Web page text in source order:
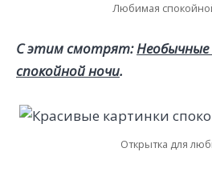
Любимая
С этим смотрят:
спокойной ночи.
Открытка для